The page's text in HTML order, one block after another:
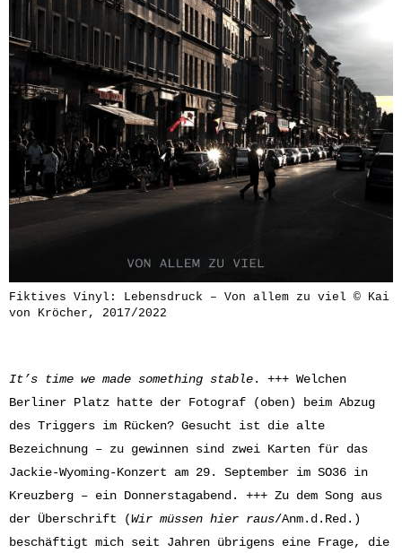
Fiktives Vinyl: Lebensdruck – Von allem zu viel © Kai
von Kröcher, 2017/2022
It’s time we made something stable. +++ Welchen
Berliner Platz hatte der Fotograf (oben) beim Abzug
des Triggers im Rücken? Gesucht ist die alte
Bezeichnung – zu gewinnen sind zwei Karten für das
Jackie-Wyoming-Konzert am 29. September im SO36 in
Kreuzberg – ein Donnerstagabend. +++ Zu dem Song aus
der Überschrift (Wir müssen hier raus/Anm.d.Red.)
beschäftigt mich seit Jahren übrigens eine Frage, die